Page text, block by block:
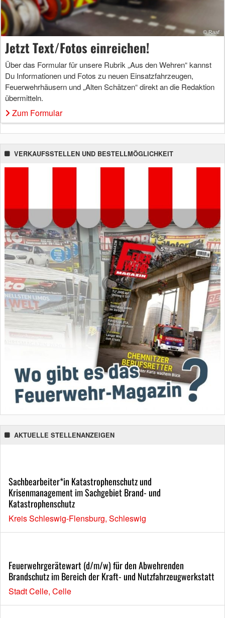
Jetzt Text/Fotos einreichen!
Über das Formular für unsere Rubrik „Aus den Wehren“ kannst
Du Informationen und Fotos zu neuen Einsatzfahrzeugen,
Feuerwehrhäusern und „Alten Schätzen“ direkt an die Redaktion
übermitteln.
Zum Formular
VERKAUFSSTELLEN UND BESTELLMÖGLICHKEIT
AKTUELLE STELLENANZEIGEN
Sachbearbeiter*in Katastrophenschutz und
Krisenmanagement im Sachgebiet Brand- und
Katastrophenschutz
Kreis Schleswig-Flensburg, Schleswig
Feuerwehrgerätewart (d/m/w) für den Abwehrenden
Brandschutz im Bereich der Kraft- und Nutzfahrzeugwerkstatt
Stadt Celle, Celle